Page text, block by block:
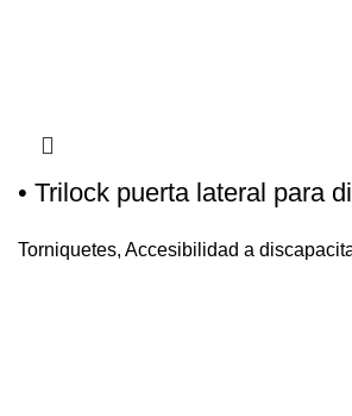
• Trilock puerta lateral para
Torniquetes, Accesibilidad a